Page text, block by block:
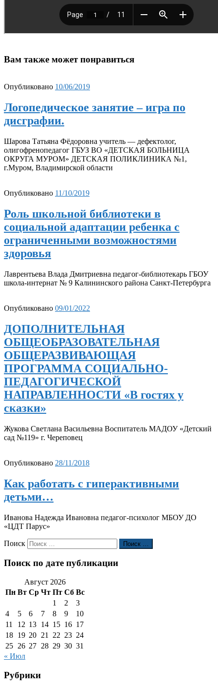
Вам также может понравиться
Опубликовано 10/06/2019
Логопедическое занятие – игра по
дисграфии.
Шарова Татьяна Фёдоровна учитель — дефектолог,
олигофренопедагог ГБУЗ ВО «ДЕТСКАЯ БОЛЬНИЦА
ОКРУГА МУРОМ» ДЕТСКАЯ ПОЛИКЛИНИКА №1,
г.Муром, Владимирской области
Опубликовано 11/10/2019
Роль школьной библиотеки в
социальной адаптации ребенка с
ограниченными возможностями
здоровья
Лаврентьева Влада Дмитриевна педагог-библиотекарь ГБОУ
школа-интернат № 9 Калининского района Санкт-Петербурга
Опубликовано 09/01/2022
ДОПОЛНИТЕЛЬНАЯ
ОБЩЕОБРАЗОВАТЕЛЬНАЯ
ОБЩЕРАЗВИВАЮЩАЯ
ПРОГРАММА СОЦИАЛЬНО-
ПЕДАГОГИЧЕСКОЙ
НАПРАВЛЕННОСТИ «В гостях у
сказки»
Жукова Светлана Васильевна Воспитатель МАДОУ «Детский
сад №119» г. Череповец
Опубликовано 28/11/2018
Как работать с гиперактивными
детьми…
Иванова Надежда Ивановна педагог-психолог МБОУ ДО
«ЦДТ Парус»
Поиск Поиск …
Поиск по дате публикации
Август 2026
Пн Вт Ср Чт Пт Сб Вс
1
2
3
4
5 6 7 8 9
10
11
12 13 14 15 16 17
18 19 20 21 22 23 24
25 26 27 28 29 30 31
« Июл
Рубрики